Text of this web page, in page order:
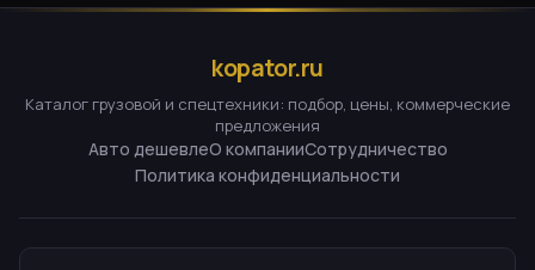
kopator.ru
Каталог грузовой и спецтехники: подбор, цены, коммерческие
предложения
Авто дешевлеО компанииСотрудничество
Политика конфиденциальности